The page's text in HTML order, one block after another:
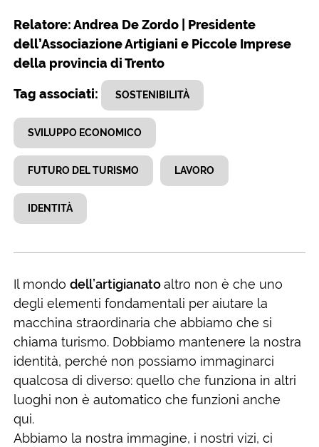
Relatore: Andrea De Zordo | Presidente
dell’Associazione Artigiani e Piccole Imprese
della provincia di Trento
Tag associati: SOSTENIBILITÀ
SVILUPPO ECONOMICO
FUTURO DEL TURISMO LAVORO
IDENTITÀ
Il mondo dell’artigianatoaltro non è che uno
degli elementi fondamentali per aiutare la
macchina straordinaria che abbiamo che si
chiama turismo. Dobbiamo mantenere la nostra
identità, perché non possiamo immaginarci
qualcosa di diverso: quello che funziona in altri
luoghi non è automatico che funzioni anche
qui.
Abbiamo la nostra immagine, i nostri vizi, ci